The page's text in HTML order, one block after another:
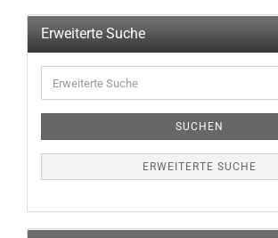
Erweiterte Suche
Suche
SUCHEN
ERWEITERTE SUCHE